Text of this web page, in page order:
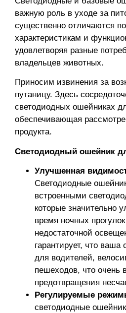
важную роль в уходе за
существенно отличаются
характеристикам и
удовлетворяя разные
владельцев животных.
Приносим извинения за
путаницу. Здесь
светодиодных ошейниках
обеспечивающая
продукта.
Светодиодный ошейник
Улучшенная
Светодиодные
встроенными
которые значительно
время ночных
недостаточной
гарантирует, что ваша
для водителей,
пешеходов, что очень
предотвращения
Регулируемые
светодиодные